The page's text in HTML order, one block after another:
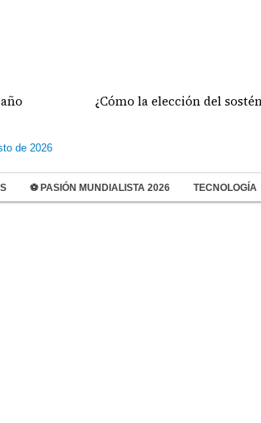
¿Cómo la elección del sostén
de 2026
⚽ PASIÓN MUNDIALISTA 2026 TECNOLOGÍA